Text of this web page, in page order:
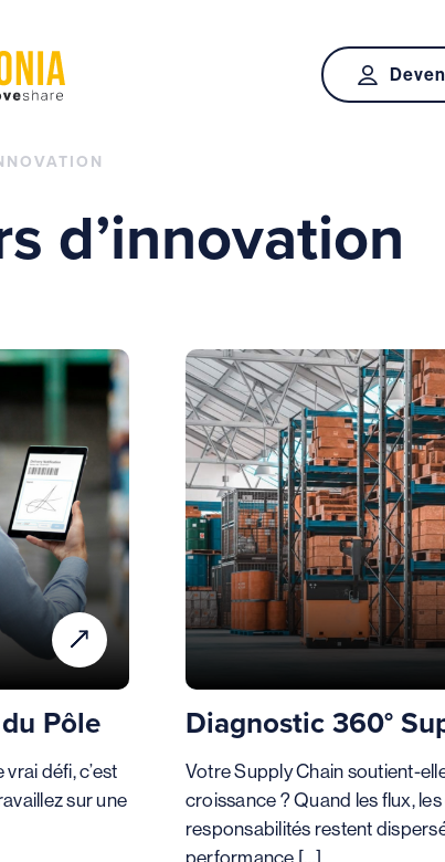
d’innovation
Pôle
défi, c’est
sur une
Diagnostic 360°
Votre Supply Chain soutient-
croissance ? Quand les flux,
responsabilités restent